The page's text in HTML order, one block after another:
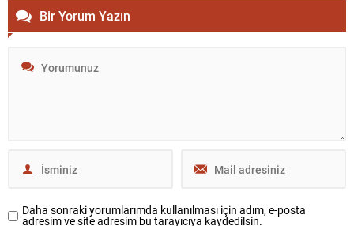
Bir Yorum Yazın
Daha sonraki yorumlarımda kullanılması için adım, e-posta
adresim ve site adresim bu tarayıcıya kaydedilsin.